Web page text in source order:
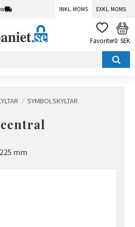
INKL. MOMS EXKL. MOMS
FAVORITER
0 SEK
SYMBOLSKYLTAR
mm